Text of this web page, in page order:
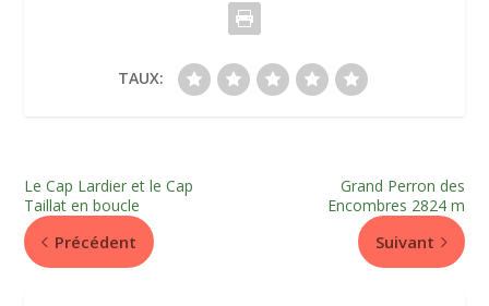
TAUX:
Le Cap Lardier et le Cap
Taillat en boucle
Précédent
Grand Perron des
Encombres 2824 m
Suivant